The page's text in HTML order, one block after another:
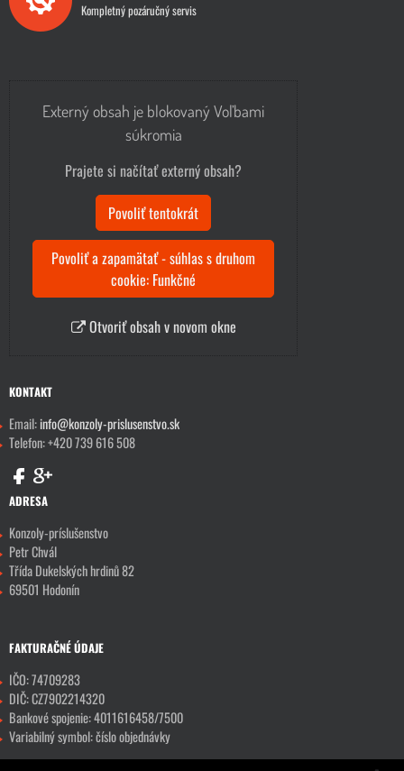
Kompletný pozáručný servis
Externý obsah je blokovaný Voľbami
súkromia
Prajete si načítať externý obsah?
Povoliť tentokrát
Povoliť a zapamätať - súhlas s druhom
cookie: Funkčné
Otvoriť obsah v novom okne
KONTAKT
Email:info@konzoly-prislusenstvo.sk
Telefon: +420 739 616 508
ADRESA
Konzoly-príslušenstvo
Petr Chvál
Třída Dukelských hrdinů 82
69501 Hodonín
FAKTURAČNÉ ÚDAJE
IČO: 74709283
DIČ: CZ7902214320
Bankové spojenie: 4011616458/7500
Variabilný symbol: číslo objednávky